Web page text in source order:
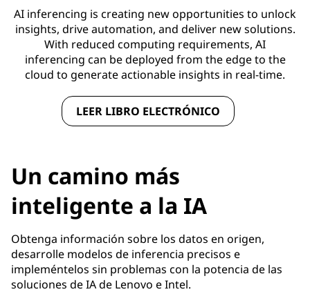
AI inferencing is creating new opportunities to unlock
insights, drive automation, and deliver new solutions.
With reduced computing requirements, AI
inferencing can be deployed from the edge to the
cloud to generate actionable insights in real-time.
LEER LIBRO ELECTRÓNICO
Un camino más
inteligente a la IA
Obtenga información sobre los datos en origen,
desarrolle modelos de inferencia precisos e
impleméntelos sin problemas con la potencia de las
soluciones de IA de Lenovo e Intel.